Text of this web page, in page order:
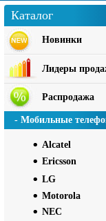
Каталог
Новинки
Лидеры
Распродажа
- Мобильные
Alcatel
Ericsson
LG
Motorola
NEC